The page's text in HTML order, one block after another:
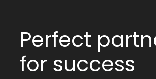
Perfect
for success